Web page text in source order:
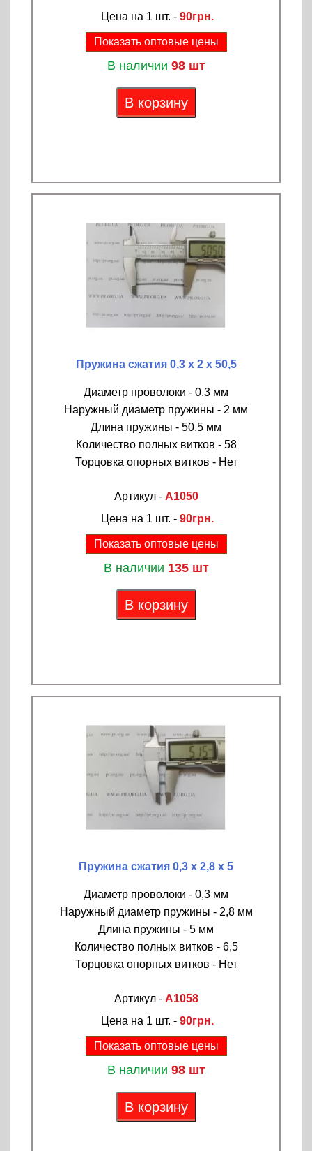
Цена на 1 шт. - 90грн.
Показать оптовые цены
В наличии 98 шт
В корзину
Пружина сжатия 0,3 х 2 х 50,5
Диаметр проволоки - 0,3 мм
Наружный диаметр пружины - 2 мм
Длина пружины - 50,5 мм
Количество полных витков - 58
Торцовка опорных витков - Нет
Артикул - A1050
Цена на 1 шт. - 90грн.
Показать оптовые цены
В наличии 135 шт
В корзину
Пружина сжатия 0,3 х 2,8 х 5
Диаметр проволоки - 0,3 мм
Наружный диаметр пружины - 2,8 мм
Длина пружины - 5 мм
Количество полных витков - 6,5
Торцовка опорных витков - Нет
Артикул - A1058
Цена на 1 шт. - 90грн.
Показать оптовые цены
В наличии 98 шт
В корзину